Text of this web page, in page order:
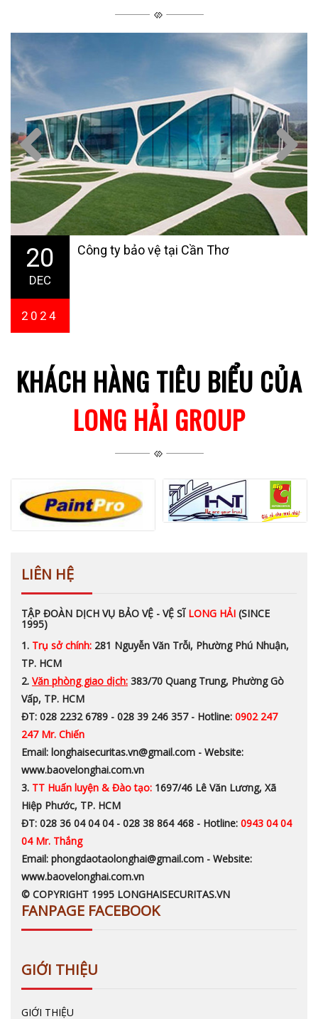
20
APR
2024
Cho thuê văn phòng ảo quận Tân Bình
KHÁCH HÀNG TIÊU BIỂU CỦA
LONG HẢI GROUP
LIÊN HỆ
TẬP ĐOÀN DỊCH VỤ BẢO VỆ - VỆ SĨ LONG HẢI (SINCE
1995)
1. Trụ sở chính: 281 Nguyễn Văn Trỗi, Phường Phú Nhuận,
TP. HCM
2. Văn phòng giao dịch: 383/70 Quang Trung, Phường Gò
Vấp, TP. HCM
ĐT: 028 2232 6789 - 028 39 246 357 - Hotline: 0902 247
247 Mr. Chiến
Email: longhaisecuritas.vn@gmail.com - Website:
www.baovelonghai.com.vn
3. TT Huấn luyện & Đào tạo: 1697/46 Lê Văn Lương, Xã
Hiệp Phước, TP. HCM
ĐT: 028 36 04 04 04 - 028 38 864 468 - Hotline: 0943 04 04
04 Mr. Thắng
Email: phongdaotaolonghai@gmail.com - Website:
www.baovelonghai.com.vn
© COPYRIGHT 1995 LONGHAISECURITAS.VN
FANPAGE FACEBOOK
GIỚI THIỆU
GIỚI THIỆU